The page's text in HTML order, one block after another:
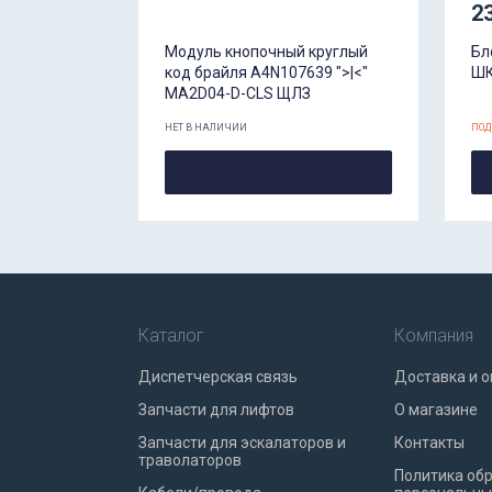
Модуль кнопочный круглый
код брайля A4N107639 ">|<"
MA2D04-D-CLS ЩЛЗ
НЕТ В НАЛИЧИИ
Каталог
Диспетчерская связь
Запчасти для лифтов
Запчасти для эскалаторов и
траволаторов
Компания
Доставка и
О магазине
Контакты
Политика